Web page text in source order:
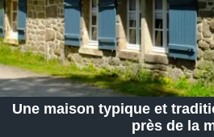
Une maison typique et
près de la